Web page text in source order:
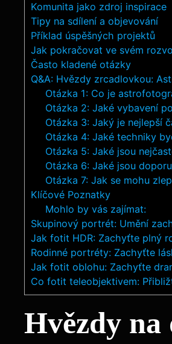
Komunita jako zdroj inspirace
Tipy na sdílení a objevování
Příklad úspěšných projektů
Jak pokračovat ve svém
Často kladené otázky
Q&A: Hvězdy zrcadlovkou:
Otázka 1: Co je
Otázka 2: Jaké vybavení
Otázka 3: Jaký je nejlepší
Otázka 4: Jaké techniky
Otázka 5: Jaké jsou
Otázka 6: Jaké jsou
Otázka 7: Jak se mohu
Klíčové Poznatky
Mohlo by vás zajímat:
Skupinový portrét: Umění
Jak fotit HDR: Zachyťte plný
Rodinné portréty: Zachyťte
Jak fotit oblohu: Zachyťte
Co fotit teleobjektivem:
Hvězdy na